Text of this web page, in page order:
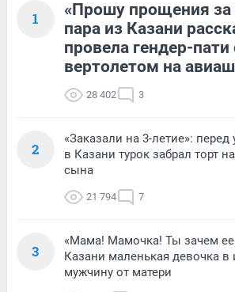
1
«Прошу прощения за
пара из Казани
провела гендер-пати
вертолетом на
28 402 3
2
«Заказали на 3-летие»:
в Казани турок забрал торт
сына
21 794 7
3
«Мама! Мамочка! Ты зачем ее
Казани маленькая девочка в
мужчину от матери